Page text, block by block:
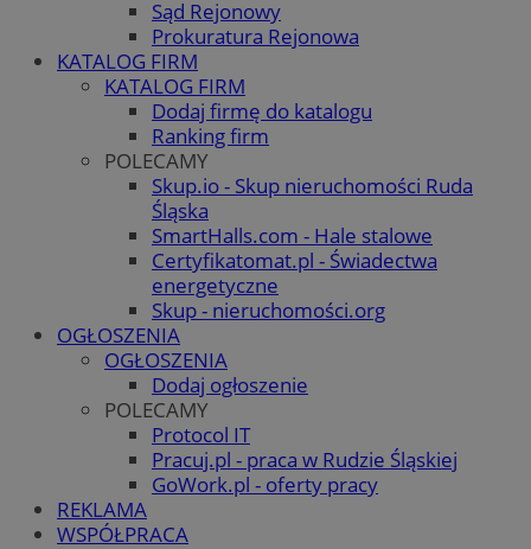
Sąd Rejonowy
Prokuratura Rejonowa
KATALOG FIRM
KATALOG FIRM
Dodaj firmę do katalogu
Ranking firm
POLECAMY
Skup.io - Skup nieruchomości Ruda
Śląska
SmartHalls.com - Hale stalowe
Certyfikatomat.pl - Świadectwa
energetyczne
Skup - nieruchomości.org
OGŁOSZENIA
OGŁOSZENIA
Dodaj ogłoszenie
POLECAMY
Protocol IT
Pracuj.pl - praca w Rudzie Śląskiej
GoWork.pl - oferty pracy
REKLAMA
WSPÓŁPRACA